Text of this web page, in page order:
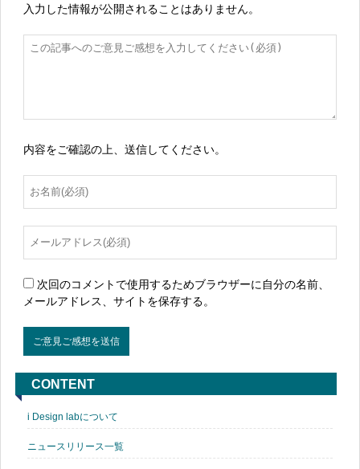
入力した情報が公開されることはありません。
内容をご確認の上、送信してください。
次回のコメントで使用するためブラウザーに自分の名前、
メールアドレス、サイトを保存する。
CONTENT
i Design labについて
ニュースリリース一覧